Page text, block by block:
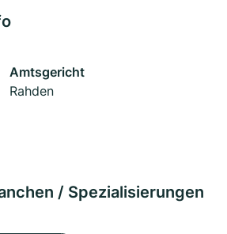
Amtsgericht
Rahden
/ Spezialisierungen